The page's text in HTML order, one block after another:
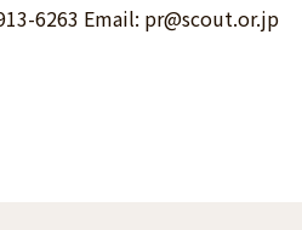
6263 Email: pr@scout.or.jp